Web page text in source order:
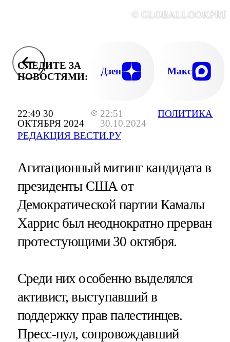
22:49 30
ОКТЯБРЯ 2024
22:51
30.10.2024
РЕДАКЦИЯ ВЕСТИ.РУ
ПОЛИТИКА
©
СЛЕДИТЕ ЗА
НОВОСТЯМИ:
Дзен Макс
Агитационный митинг кандидата в
президенты США от
Демократической партии Камалы
Харрис был неоднократно прерван
протестующими 30 октября.
Среди них особенно выделялся
активист, выступавший в
поддержку прав палестинцев.
Пресс-пул, сопровождавший